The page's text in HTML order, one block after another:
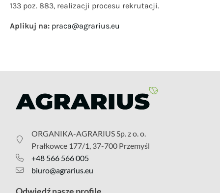
133 poz. 883, realizacji procesu rekrutacji.
Aplikuj na: praca@agrarius.eu
ORGANIKA-AGRARIUS Sp. z o. o.
Prałkowce 177/1, 37-700 Przemyśl
+48 566 566 005
biuro@agrarius.eu